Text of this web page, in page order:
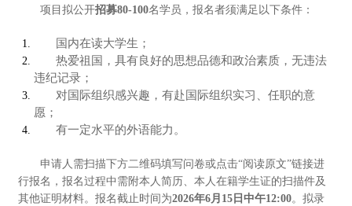
项目拟公开招募80-100名学员，报名者须满足以下条件：
国内在读大学生；
热爱祖国，具有良好的思想品德和政治素质，无违法
违纪记录；
对国际组织感兴趣，有赴国际组织实习、任职的意
愿；
有一定水平的外语能力。
申请人需扫描下方二维码填写问卷或点击“阅读原文”链接进
行报名，报名过程中需附本人简历、本人在籍学生证的扫描件及
其他证明材料。报名截止时间为2026年6月15日中午12:00。拟录